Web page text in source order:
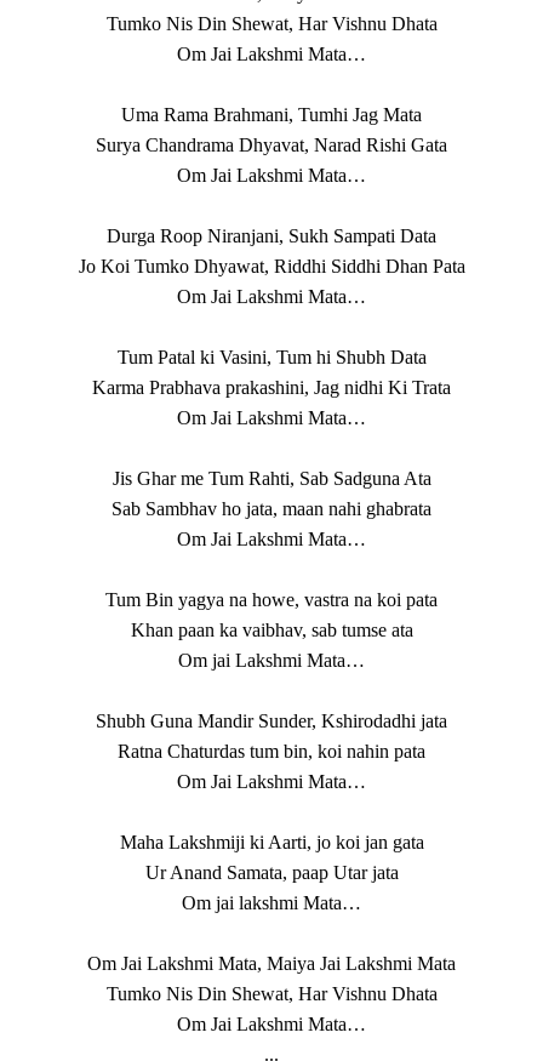
Tumko Nis Din Shewat, Har Vishnu Dhata
Om Jai Lakshmi Mata…
Uma Rama Brahmani, Tumhi Jag Mata
Surya Chandrama Dhyavat, Narad Rishi Gata
Om Jai Lakshmi Mata…
Durga Roop Niranjani, Sukh Sampati Data
Jo Koi Tumko Dhyawat, Riddhi Siddhi Dhan Pata
Om Jai Lakshmi Mata…
Tum Patal ki Vasini, Tum hi Shubh Data
Karma Prabhava prakashini, Jag nidhi Ki Trata
Om Jai Lakshmi Mata…
Jis Ghar me Tum Rahti, Sab Sadguna Ata
Sab Sambhav ho jata, maan nahi ghabrata
Om Jai Lakshmi Mata…
Tum Bin yagya na howe, vastra na koi pata
Khan paan ka vaibhav, sab tumse ata
Om jai Lakshmi Mata…
Shubh Guna Mandir Sunder, Kshirodadhi jata
Ratna Chaturdas tum bin, koi nahin pata
Om Jai Lakshmi Mata…
Maha Lakshmiji ki Aarti, jo koi jan gata
Ur Anand Samata, paap Utar jata
Om jai lakshmi Mata…
Om Jai Lakshmi Mata, Maiya Jai Lakshmi Mata
Tumko Nis Din Shewat, Har Vishnu Dhata
Om Jai Lakshmi Mata…
...